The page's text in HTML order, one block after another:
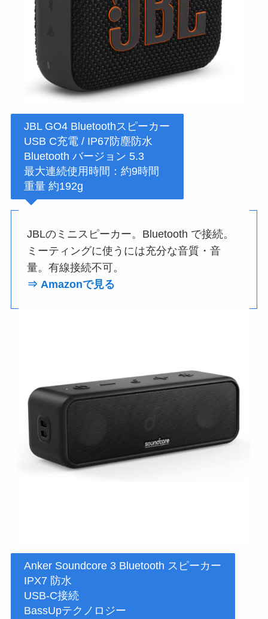
JBL GO4 Bluetoothスピーカー
USB C充電 / IP67防塵防水
Bluetooth バージョン 5.3
最大連続使用時間：約9時間
重量 約192g
JBLのミニスピーカー。Bluetooth で接続。
ミーティングに使うには充分な音質・音
量。有線接続不可。
⇒ Amazonで見る
Anker Soundcore 3 Bluetooth スピーカー
IPX7 防水
USB-C接続
BassUpテクノロジー